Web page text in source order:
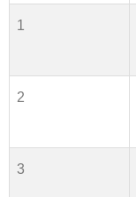
1
2
3